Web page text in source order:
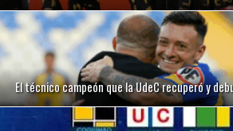
El técnico campeón que la UdeC recuperó y